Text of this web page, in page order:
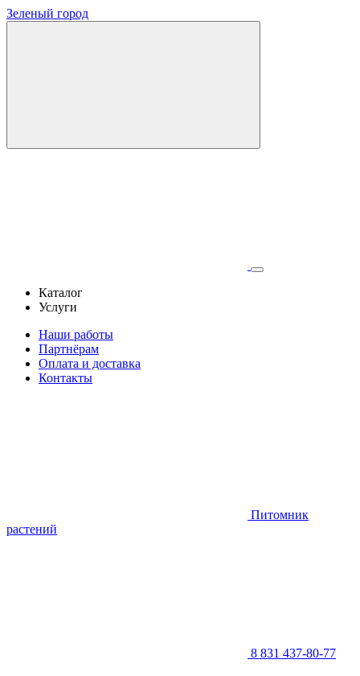
Зеленый город
Каталог
Услуги
Наши работы
Партнёрам
Оплата и доставка
Контакты
Питомник
растений
8 831 437-80-77